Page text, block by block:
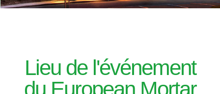
Lieu de l'événement
du European Mortar